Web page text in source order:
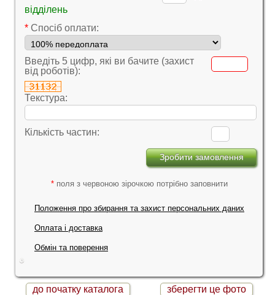
відділень
* Cпосіб оплати:
Введіть 5 цифр, які ви бачите (захист
від роботів):
Текстура:
Кількість частин:
* поля з червоною зірочкою потрібно заповнити
Положення про збирання та захист персональних даних
Оплата і доставка
Обмін та поверення
до початку каталога
зберегти це фото